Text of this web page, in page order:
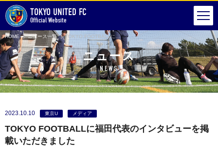
TOKYO UNITED FC
Official Website
HOME ニュース一覧 TOKYO FOOTBALLに福田代表のインタビューを掲載いただきました
ニュース
NEWS
2023.10.10 東京U メディア
TOKYO FOOTBALLに福田代表のインタビューを掲
載いただきました